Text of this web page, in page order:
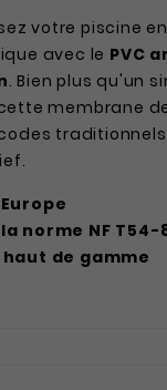
votre piscine
avec le PVC
. Bien plus qu'un
membrane de
norme NF T54-
de gamme